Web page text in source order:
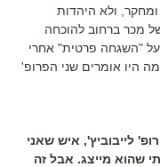
ולא היהדות
מכר ברחוב להוכחה
"השגחה פרטית" אחרי
היו אומרים שני הפרופ'
לייבוביץ', איש שאני
שהוא מייצג. אבל זה